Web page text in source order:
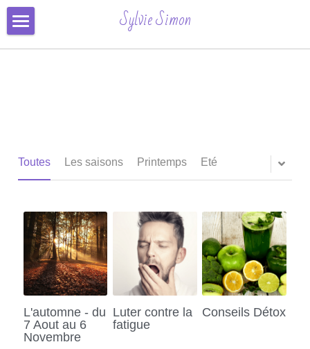
Sylvie Simon
Formation & Inscription
Avis
Inscription Ligne
Connexion/ S'inscrire
Rechercher
Toutes Les saisons Printemps Eté
L'automne - du
7 Aout au 6
Novembre
Luter contre la
fatigue
Conseils Détox
CATÉGORIES DE BLOG